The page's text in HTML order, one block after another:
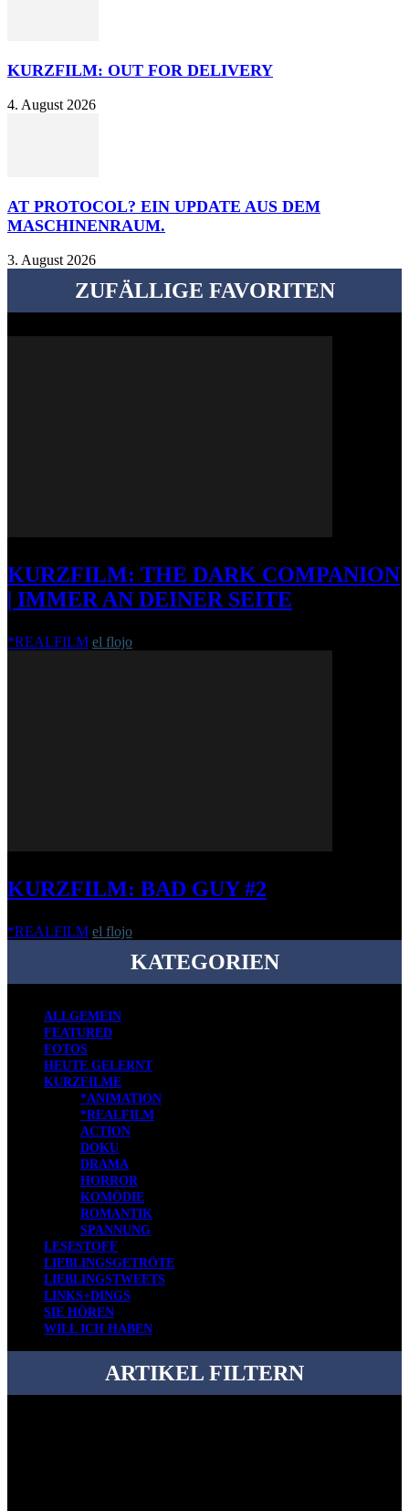
KURZFILM: OUT FOR DELIVERY
4. August 2026
AT PROTOCOL? EIN UPDATE AUS DEM
MASCHINENRAUM.
3. August 2026
ZUFÄLLIGE FAVORITEN
KURZFILM: THE DARK COMPANION
| IMMER AN DEINER SEITE
*REALFILM el flojo
KURZFILM: BAD GUY #2
*REALFILM el flojo
KATEGORIEN
ALLGEMEIN
FEATURED
FOTOS
HEUTE GELERNT
KURZFILME
*ANIMATION
*REALFILM
ACTION
DOKU
DRAMA
HORROR
KOMÖDIE
ROMANTIK
SPANNUNG
LESESTOFF
LIEBLINGSGETRÖTE
LIEBLINGSTWEETS
LINKS+DINGS
SIE HÖREN
WILL ICH HABEN
ARTIKEL FILTERN